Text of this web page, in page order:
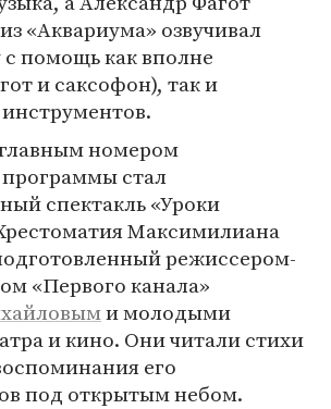
«Аквариума» озвучивал
помощь как вполне
и саксофон), так и
номером
стал
спектакль «Уроки
Максимилиана
режиссером-
«Первого канала»
и молодыми
и кино. Они читали стихи
его
под открытым небом.